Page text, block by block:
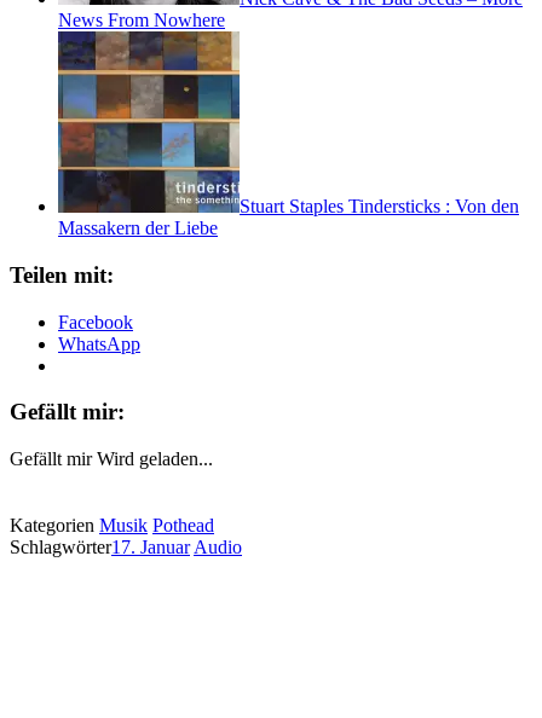
News From Nowhere
Stuart Staples Tindersticks : Von den
Massakern der Liebe
Teilen mit:
Facebook
WhatsApp
Gefällt mir:
Gefällt mir Wird geladen...
Kategorien Musik Pothead
Schlagwörter17. Januar Audio